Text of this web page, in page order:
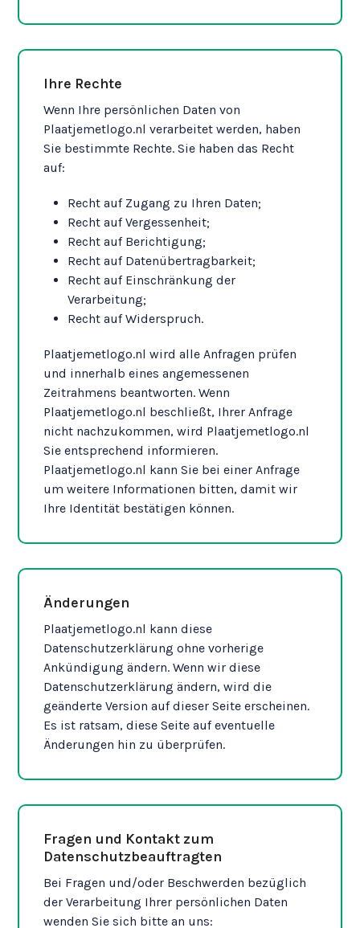
Ihre Rechte
Wenn Ihre persönlichen Daten von
Plaatjemetlogo.nl verarbeitet werden, haben
Sie bestimmte Rechte. Sie haben das Recht
auf:
Recht auf Zugang zu Ihren Daten;
Recht auf Vergessenheit;
Recht auf Berichtigung;
Recht auf Datenübertragbarkeit;
Recht auf Einschränkung der
Verarbeitung;
Recht auf Widerspruch.
Plaatjemetlogo.nl wird alle Anfragen prüfen
und innerhalb eines angemessenen
Zeitrahmens beantworten. Wenn
Plaatjemetlogo.nl beschließt, Ihrer Anfrage
nicht nachzukommen, wird Plaatjemetlogo.nl
Sie entsprechend informieren.
Plaatjemetlogo.nl kann Sie bei einer Anfrage
um weitere Informationen bitten, damit wir
Ihre Identität bestätigen können.
Änderungen
Plaatjemetlogo.nl kann diese
Datenschutzerklärung ohne vorherige
Ankündigung ändern. Wenn wir diese
Datenschutzerklärung ändern, wird die
geänderte Version auf dieser Seite erscheinen.
Es ist ratsam, diese Seite auf eventuelle
Änderungen hin zu überprüfen.
Fragen und Kontakt zum
Datenschutzbeauftragten
Bei Fragen und/oder Beschwerden bezüglich
der Verarbeitung Ihrer persönlichen Daten
wenden Sie sich bitte an uns: